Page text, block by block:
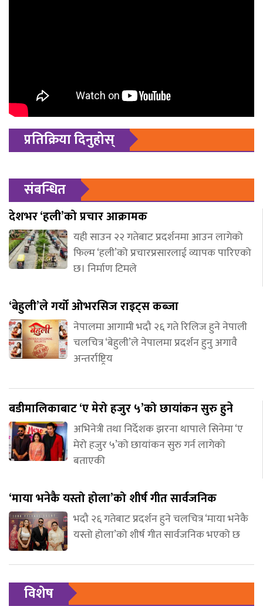
प्रतिक्रिया दिनुहोस्
संबन्धित
देशभर ‘हली’को प्रचार आक्रामक
यही साउन २२ गतेबाट प्रदर्शनमा आउन लागेको
फिल्म ‘हली’को प्रचारप्रसारलाई व्यापक पारिएको
छ। निर्माण टिमले
‘बेहुली’ले गर्यो ओभरसिज राइट्स कब्जा
नेपालमा आगामी भदौ २६ गते रिलिज हुने नेपाली
चलचित्र ‘बेहुली’ले नेपालमा प्रदर्शन हुनु अगावै
अन्तर्राष्ट्रिय
बडीमालिकाबाट ‘ए मेरो हजुर ५’को छायांकन सुरु हुने
अभिनेत्री तथा निर्देशक झरना थापाले सिनेमा ‘ए
मेरो हजुर ५’को छायांकन सुरु गर्न लागेको
बताएकी
‘माया भनेकै यस्तो होला’को शीर्ष गीत सार्वजनिक
भदौ २६ गतेबाट प्रदर्शन हुने चलचित्र ‘माया भनेकै
यस्तो होला’को शीर्ष गीत सार्वजनिक भएको छ
विशेष